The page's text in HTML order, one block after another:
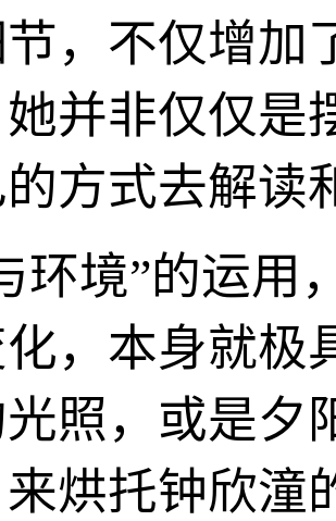
，不仅增加
并非仅仅是
方式去解读
环境”的运用
，本身就极
照，或是夕
烘托钟欣潼